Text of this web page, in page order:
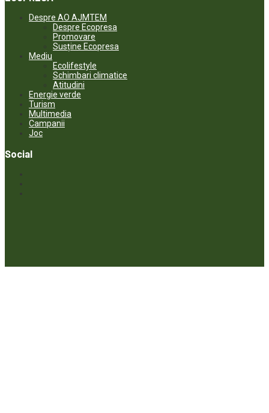
Despre AO AJMTEM
Despre Ecopresa
Promovare
Susține Ecopresa
Mediu
Ecolifestyle
Schimbari climatice
Atitudini
Energie verde
Turism
Multimedia
Campanii
Joc
Social